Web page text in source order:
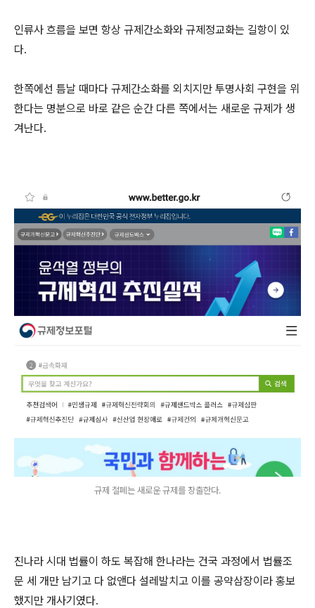
인류사 흐름을 보면 항상 규제간소화와 규제정교화는 길항이 있
다.
한쪽에선 틈날 때마다 규제간소화를 외치지만 투명사회 구현을 위
한다는 명분으로 바로 같은 순간 다른 쪽에서는 새로운 규제가 생
겨난다.
규제 철폐는 새로운 규제를 창출한다.
진나라 시대 법률이 하도 복잡해 한나라는 건국 과정에서 법률조
문 세 개만 남기고 다 없앤다 설레발치고 이를 공약삼장이라 홍보
했지만 개사기였다.